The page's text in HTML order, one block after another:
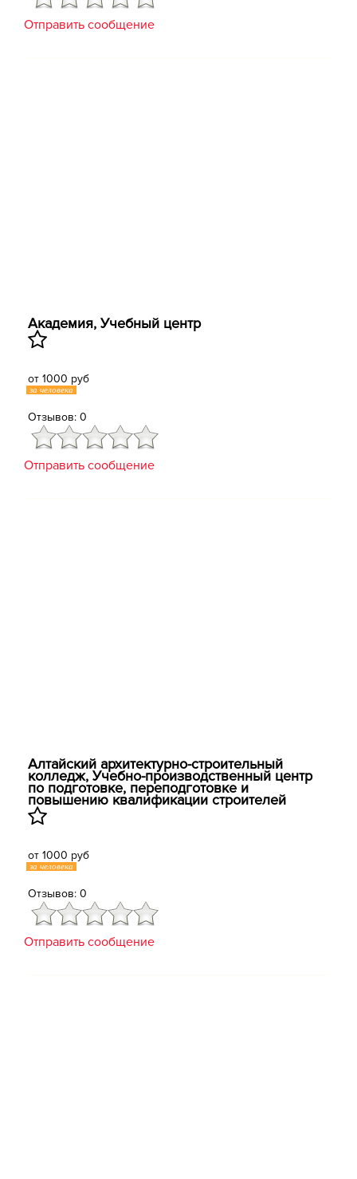
Отправить сообщение
Академия, Учебный центр
от 1000 руб
за человека
Отзывов: 0
Отправить сообщение
Алтайский архитектурно-строительный
колледж, ​Учебно-производственный центр
по подготовке, переподготовке и
повышению квалификации строителей
от 1000 руб
за человека
Отзывов: 0
Отправить сообщение